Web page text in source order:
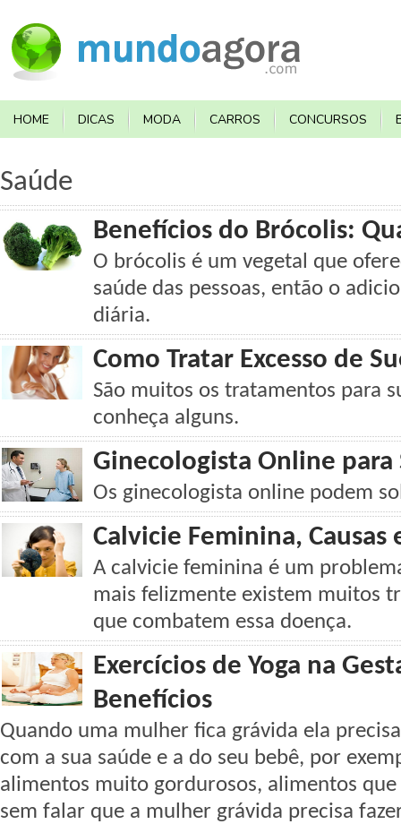
HOME DICAS MODA CARROS CONCURSOS
Saúde
Benefícios do Brócolis:
O brócolis é um vegetal que
saúde das pessoas, então o
diária.
Como Tratar Excesso de
São muitos os tratamentos para
conheça alguns.
Ginecologista Online
Os ginecologista online podem
Calvicie Feminina, Causas
A calvicie feminina é um
mais felizmente existem muitos
que combatem essa doença.
Exercícios de Yoga na
Benefícios
Quando uma mulher fica grávida ela
com a sua saúde e a do seu bebê, por
alimentos muito gordurosos, alimentos
sem falar que a mulher grávida precisa